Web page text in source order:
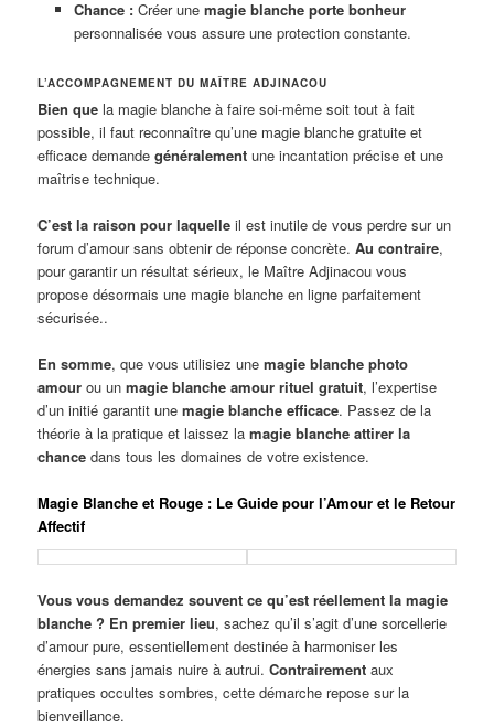
Chance :Créer une magie blanche porte bonheur
personnalisée vous assure une protection constante.
L’ACCOMPAGNEMENT DU MAÎTRE ADJINACOU
Bien que la magie blanche à faire soi-même soit tout à fait
possible, il faut reconnaître qu’une magie blanche gratuite et
efficace demandegénéralement une incantation précise et une
maîtrise technique.
C’est la raison pour laquelle il est inutile de vous perdre sur un
forum d’amour sans obtenir de réponse concrète.Au contraire,
pour garantir un résultat sérieux, le Maître Adjinacou vous
propose désormais une magie blanche en ligne parfaitement
sécurisée..
En somme, que vous utilisiez unemagie blanche photo
amour ou unmagie blanche amour rituel gratuit, l’expertise
d’un initié garantit unemagie blanche efficace. Passez de la
théorie à la pratique et laissez lamagie blanche attirer la
chance dans tous les domaines de votre existence.
Magie Blanche et Rouge : Le Guide pour l’Amour et le Retour
Affectif
Vous vous demandez souvent ce qu’est réellement la magie
blanche ? En premier lieu, sachez qu’il s’agit d’une sorcellerie
d’amour pure, essentiellement destinée à harmoniser les
énergies sans jamais nuire à autrui.Contrairement aux
pratiques occultes sombres, cette démarche repose sur la
bienveillance.